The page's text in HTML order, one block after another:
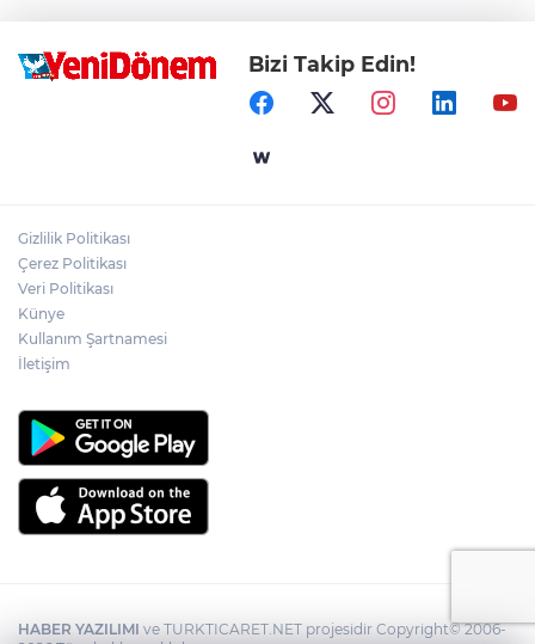
Bizi Takip Edin!
Gizlilik Politikası
Çerez Politikası
Veri Politikası
Künye
Kullanım Şartnamesi
İletişim
HABER YAZILIMI ve TURKTICARET.NET projesidir Copyright© 2006-